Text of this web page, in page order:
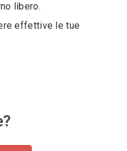
libero.
effettive le tue